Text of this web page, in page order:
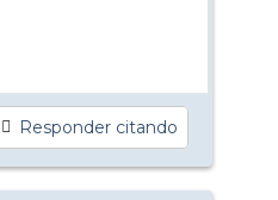
Responder citando